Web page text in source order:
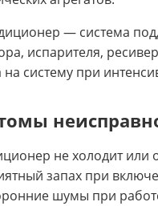
— система
испарителя,
на систему при
не холодит или
запах при
шумы при